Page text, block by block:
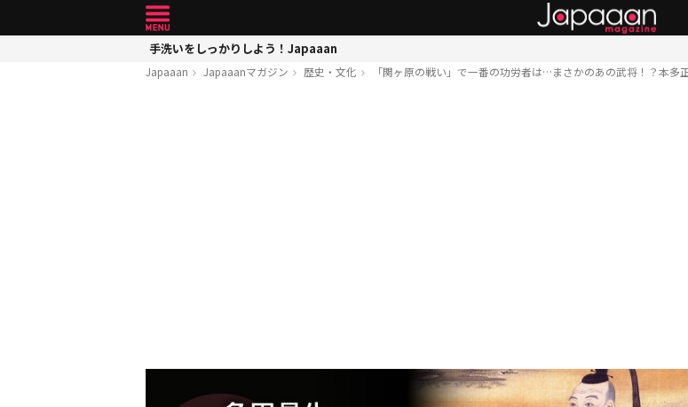
手洗いをしっかりしよう！Japaaan
Japaaan Japaaanマガジン 歴史・文化 「関ヶ原の戦い」で一番の功労者は…まさかのあの武将！？本多